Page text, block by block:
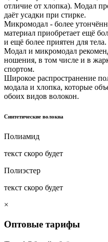
отличие от хлопка). Модал
даёт усадки при стирке.
Микромодал - более
материал приобретает ещё
и ещё более приятен для тела.
Модал и микромодал
ношения, в том числе и в
спортом.
Широкое распространение
модала и хлопка, которые
обоих видов волокон.
Синтетические волокна
Полиамид
текст скоро будет
Полиэстер
текст скоро будет
×
Оптовые тарифы